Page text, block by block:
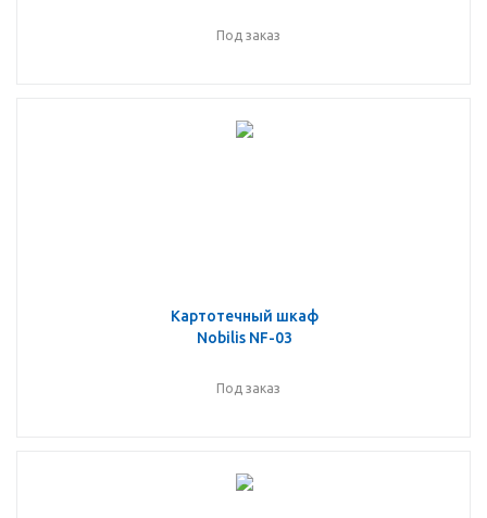
Под заказ
Картотечный шкаф
Nobilis NF-03
Под заказ